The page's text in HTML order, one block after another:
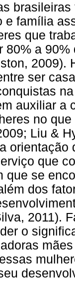
e família
que
80% a
2009).
ser
auxiliar a
no
Liu &
orientação
que
que se
dos
2011).
o